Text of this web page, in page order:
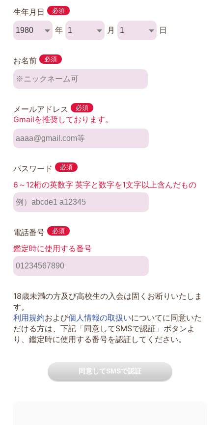
生年月日 必須
年 月 日
お名前 必須
メールアドレス 必須
Gmailを推奨しております。
パスワード 必須
6～12桁の英数字 英字と数字を1文字以上含んだもの
電話番号 必須
鑑定時に使用する番号
18歳未満の方及び高校生の入会は固くお断りいたしま
す。
利用規約および個人情報の取扱いについてに同意いた
だける方は、下記「同意してSMSで認証」ボタンよ
り、鑑定時に使用する番号を認証してください。
同意してSMSで認証